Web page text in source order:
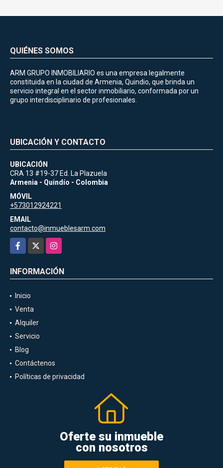
QUIÉNES SOMOS
ARM GRUPO INMOBILIARIO es una empresa legalmente
constituida en la ciudad de Armenia, Quindio, que brinda un
servicio integral en el sector inmobiliario, conformada por un
grupo interdisciplinario de profesionales.
UBICACIÓN Y CONTACTO
UBICACIÓN
CRA 13 #19-37 Ed. La Plazuela
Armenia - Quindío - Colombia
MÓVIL
+573012924221
EMAIL
contacto@inmueblesarm.com
Facebook
Instagram
INFORMACIÓN
Inicio
Venta
Alquiler
Servicio
Blog
Contáctenos
Políticas de privacidad
Oferte su inmueble
con nosotros